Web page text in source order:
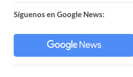
Síguenos en Google News: